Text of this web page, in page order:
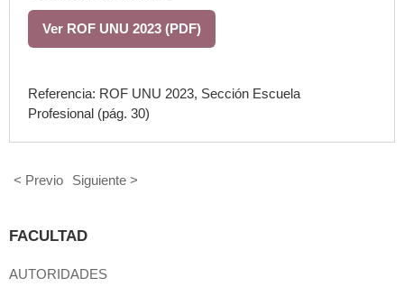
Ver ROF UNU 2023 (PDF)
Referencia: ROF UNU 2023, Sección Escuela
Profesional (pág. 30)
< Previo Siguiente >
FACULTAD
AUTORIDADES